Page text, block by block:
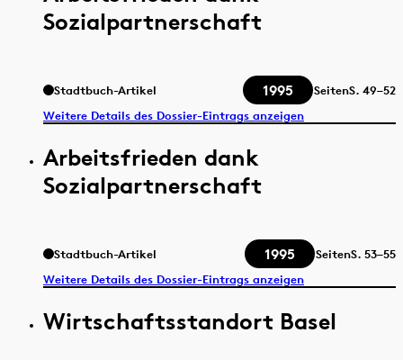
Sozialpartnerschaft
Stadtbuch-Artikel 1995 SeitenS. 49–52
Weitere Details des Dossier-Eintrags anzeigen
Arbeitsfrieden dank
Sozialpartnerschaft
Stadtbuch-Artikel 1995 SeitenS. 53–55
Weitere Details des Dossier-Eintrags anzeigen
Wirtschaftsstandort Basel